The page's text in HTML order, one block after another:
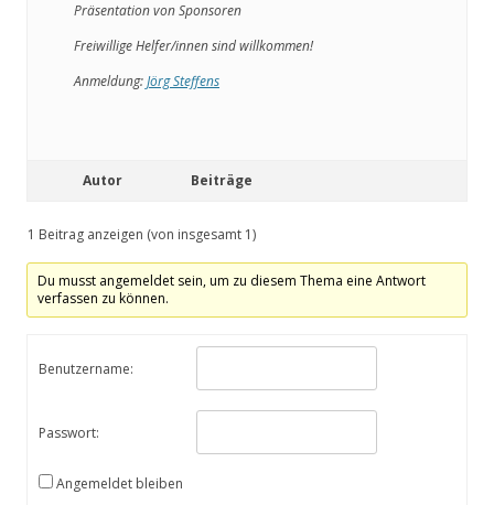
Präsentation von Sponsoren
Freiwillige Helfer/innen sind willkommen!
Anmeldung:Jörg Steffens
Autor Beiträge
1 Beitrag anzeigen (von insgesamt 1)
Du musst angemeldet sein, um zu diesem Thema eine Antwort
verfassen zu können.
Benutzername:
Passwort:
Angemeldet bleiben